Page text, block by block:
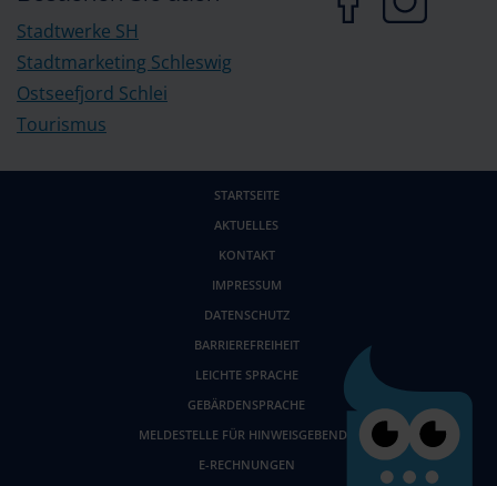
Stadtwerke SH
Stadtmarketing Schleswig
Ostseefjord Schlei
Tourismus
STARTSEITE
AKTUELLES
KONTAKT
IMPRESSUM
DATENSCHUTZ
BARRIEREFREIHEIT
LEICHTE SPRACHE
GEBÄRDENSPRACHE
MELDESTELLE FÜR HINWEISGEBENDE
E-RECHNUNGEN